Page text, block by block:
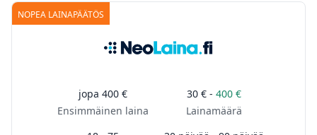
NOPEA LAINAPÄÄTÖS
jopa 400 €
Ensimmäinen laina
30 € - 400 €
Lainamäärä